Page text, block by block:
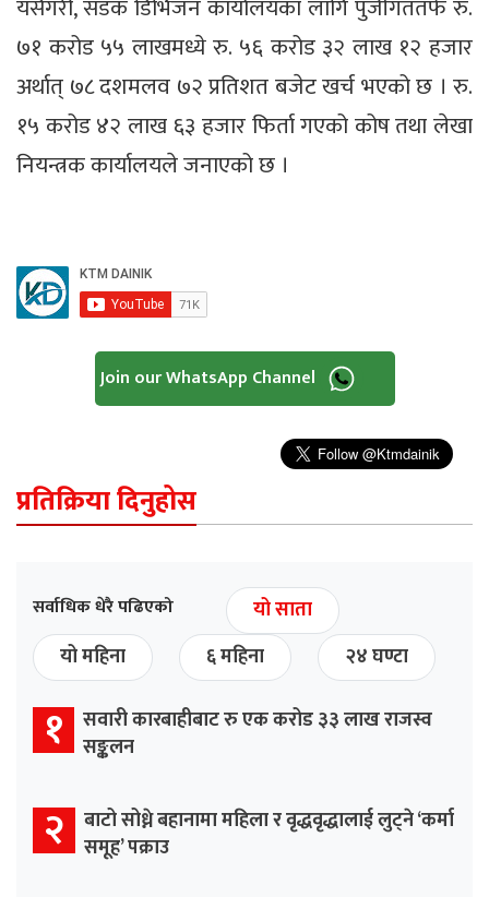
यसैगरी, सडक डिभिजन कार्यालयका लागि पुँजीगततर्फ रु.
७१ करोड ५५ लाखमध्ये रु. ५६ करोड ३२ लाख १२ हजार
अर्थात् ७८ दशमलव ७२ प्रतिशत बजेट खर्च भएको छ । रु.
१५ करोड ४२ लाख ६३ हजार फिर्ता गएको कोष तथा लेखा
नियन्त्रक कार्यालयले जनाएको छ ।
Join our WhatsApp Channel
प्रतिक्रिया दिनुहोस
सर्वाधिक धेरै पढिएको
यो साता
यो महिना
६ महिना २४ घण्टा
१ सवारी कारबाहीबाट रु एक करोड ३३ लाख राजस्व
सङ्कलन
२ बाटो सोध्ने बहानामा महिला र वृद्धवृद्धालाई लुट्ने ‘कर्मा
समूह’ पक्राउ